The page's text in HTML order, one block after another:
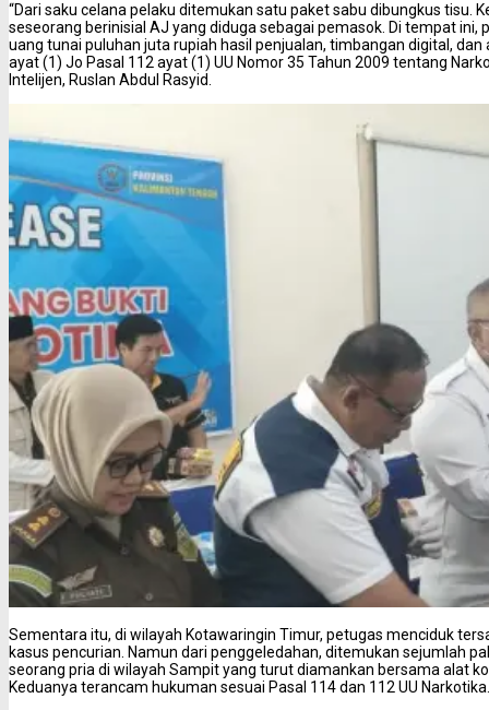
“Dari saku celana pelaku ditemukan satu paket sabu dibungkus tisu.
seseorang berinisial AJ yang diduga sebagai pemasok. Di tempat
uang tunai puluhan juta rupiah hasil penjualan, timbangan digital,
ayat (1) Jo Pasal 112 ayat (1) UU Nomor 35 Tahun 2009 tentang
Intelijen, Ruslan Abdul Rasyid.
Sementara itu, di wilayah Kotawaringin Timur, petugas menciduk
kasus pencurian. Namun dari penggeledahan, ditemukan sejumlah
seorang pria di wilayah Sampit yang turut diamankan bersama alat
Keduanya terancam hukuman sesuai Pasal 114 dan 112 UU Narkotika.